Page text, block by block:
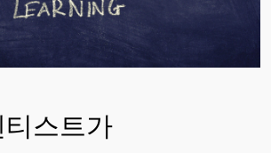
티스트가